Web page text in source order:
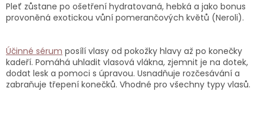
Pleť zůstane po ošetření hydratovaná, hebká a jako bonus
provoněná exotickou vůní pomerančových květů (Neroli).
Účinné sérum posílí vlasy od pokožky hlavy až po konečky
kadeří. Pomáhá uhladit vlasová vlákna, zjemnit je na dotek,
dodat lesk a pomoci s úpravou. Usnadňuje rozčesávání a
zabraňuje třepení konečků. Vhodné pro všechny typy vlasů.